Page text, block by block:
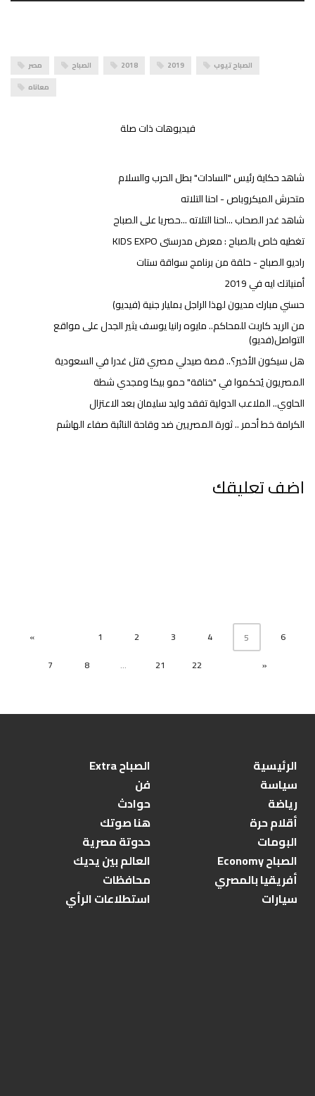
مصر الصباح 2018 2019
الصباح تيوب
معاناه
فيديوهات ذات صلة
شاهد حكاية رئيس "السادات" بطل الحرب والسلام
متحرش الميكروباص - احنا التلاته
شاهد غدر الصحاب ...احنا التلاته ...حصريا على الصباح
تغطيه خاص بالصباح : معرض مدرستى KIDS EXPO
راديو الصباح - حلقة من برنامج سواقة ستات
أمنياتك ايه في 2019
حسني مبارك مديون لهذا الراجل بمليار جنية (فيديو)
من الريد كاربت للمحاكم.. مايوه رانيا يوسف يثير الجدل على مواقع
التواصل(فديو)
هل سيكون الأخير؟.. قصة صيدلي مصري قتل غدرا في السعودية
المصريون يُحكموا في "خناقة" حمو بيكا ومجدي شطة
الحاوي.. الملاعب الدولية تفقد وليد سليمان بعد الاعتزال
الكرامة خط أحمر .. ثورة المصريين ضد وقاحة النائبة صفاء الهاشم
اضف تعليقك
« 1 2 3 4 5
6
7
8 ... 21 22 »
الرئيسية
الصباح Extra
سياسة
فن
رياضة
حوادث
أقلام حرة
هنا صوتك
البومات
حدوتة مصرية
الصباح Economy
العالم بين يديك
أفريقيا بالمصري
محافظات
سيارات
استطلاعات الرأي